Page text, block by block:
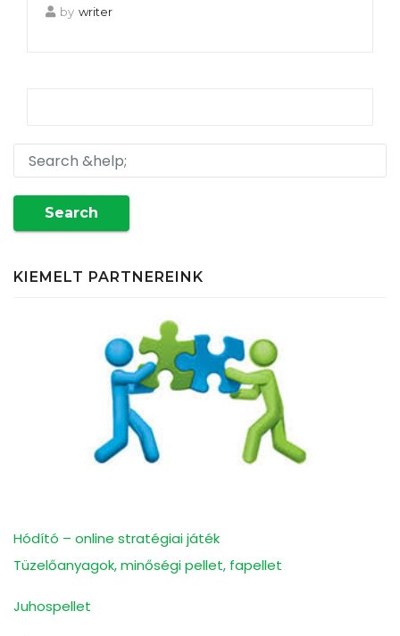
by writer
Search
KIEMELT PARTNEREINK
Hódító – online stratégiai játék
Tüzelőanyagok, minőségi pellet, fapellet
Juhospellet